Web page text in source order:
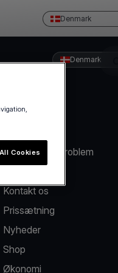
Denmark
Denmark
Rapportér et problem
Kontakt os
Prissætning
Nyheder
Shop
Økonomi
Cookies